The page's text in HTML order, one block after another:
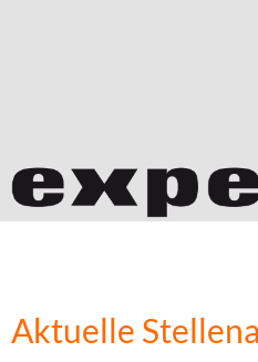
Aktuelle